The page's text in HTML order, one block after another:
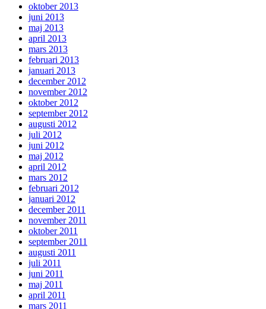
oktober 2013
juni 2013
maj 2013
april 2013
mars 2013
februari 2013
januari 2013
december 2012
november 2012
oktober 2012
september 2012
augusti 2012
juli 2012
juni 2012
maj 2012
april 2012
mars 2012
februari 2012
januari 2012
december 2011
november 2011
oktober 2011
september 2011
augusti 2011
juli 2011
juni 2011
maj 2011
april 2011
mars 2011